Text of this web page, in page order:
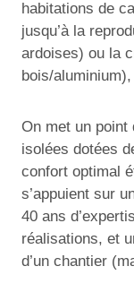
habitations de
jusqu’à la
ardoises) ou la
bois/
On met un point
isolées dotées
confort optimal
s’appuient sur
40 ans
réalisations, et
d’un chantier